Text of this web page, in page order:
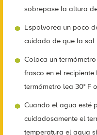
sobrepase la altura
Espolvorea un poco
cuidado de que la sal
Coloca un
frasco en el
termómetro lea 30° F
Cuando el agua esté
cuidadosamente el
temperatura el agua